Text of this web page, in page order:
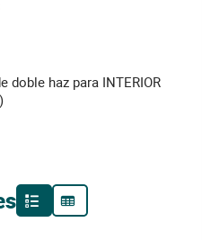
doble haz para INTERIOR